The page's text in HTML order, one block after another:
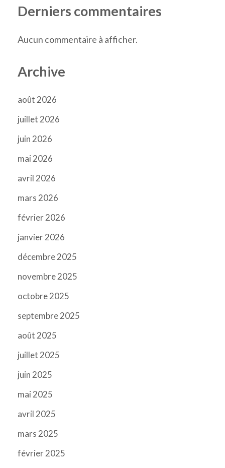
Derniers commentaires
Aucun commentaire à afficher.
Archive
août 2026
juillet 2026
juin 2026
mai 2026
avril 2026
mars 2026
février 2026
janvier 2026
décembre 2025
novembre 2025
octobre 2025
septembre 2025
août 2025
juillet 2025
juin 2025
mai 2025
avril 2025
mars 2025
février 2025